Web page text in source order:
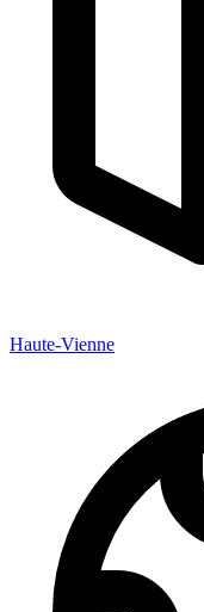
Haute-Vienne